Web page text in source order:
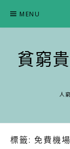
content
MENU
貧窮
人
標籤: 免費機